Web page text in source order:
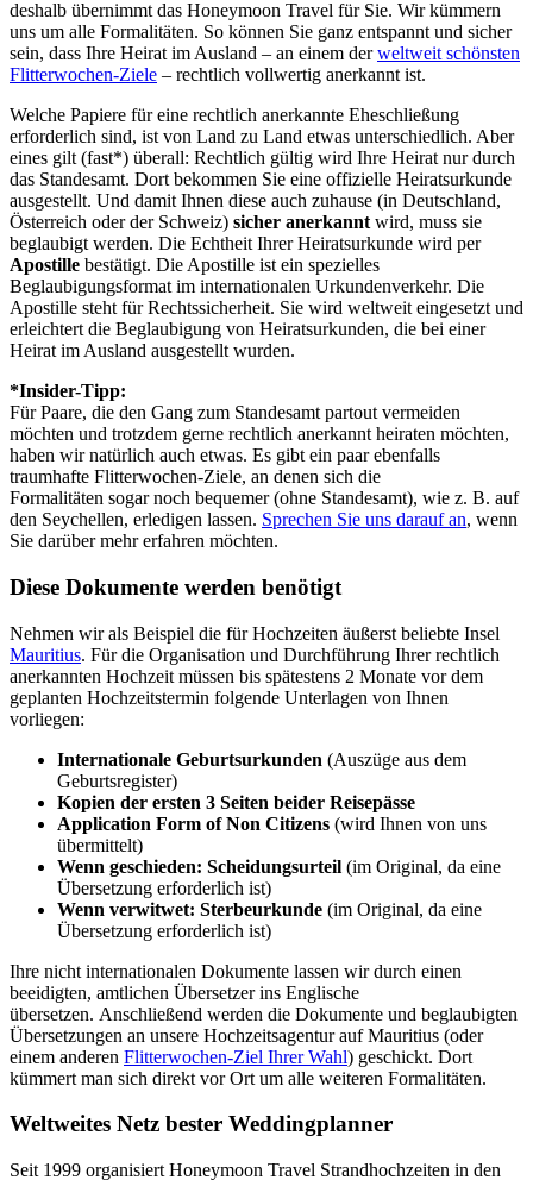
deshalb übernimmt das Honeymoon Travel für Sie. Wir kümmern
uns um alle Formalitäten. So können Sie ganz entspannt und sicher
sein, dass Ihre Heirat im Ausland – an einem derweltweit schönsten
Flitterwochen-Ziele – rechtlich vollwertig anerkannt ist.
Welche Papiere für eine rechtlich anerkannte Eheschließung
erforderlich sind, ist von Land zu Land etwas unterschiedlich. Aber
eines gilt (fast*) überall: Rechtlich gültig wird Ihre Heirat nur durch
das Standesamt. Dort bekommen Sie eine offizielle Heiratsurkunde
ausgestellt. Und damit Ihnen diese auch zuhause (in Deutschland,
Österreich oder der Schweiz) sicher anerkannt wird, muss sie
beglaubigt werden. Die Echtheit Ihrer Heiratsurkunde wird per
Apostille bestätigt. Die Apostille ist ein spezielles
Beglaubigungsformat im internationalen Urkundenverkehr. Die
Apostille steht für Rechtssicherheit. Sie wird weltweit eingesetzt und
erleichtert die Beglaubigung von Heiratsurkunden, die bei einer
Heirat im Ausland ausgestellt wurden.
*Insider-Tipp:
Für Paare, die den Gang zum Standesamt partout vermeiden
möchten und trotzdem gerne rechtlich anerkannt heiraten möchten,
haben wir natürlich auch etwas. Es gibt ein paar ebenfalls
traumhafte Flitterwochen-Ziele, an denen sich die
Formalitäten sogar noch bequemer (ohne Standesamt), wie z. B. auf
den Seychellen, erledigen lassen. Sprechen Sie uns darauf an, wenn
Sie darüber mehr erfahren möchten.
Diese Dokumente werden benötigt
Nehmen wir als Beispiel die für Hochzeiten äußerst beliebte Insel
Mauritius. Für die Organisation und Durchführung Ihrer rechtlich
anerkannten Hochzeit müssen bis spätestens 2 Monate vor dem
geplanten Hochzeitstermin folgende Unterlagen von Ihnen
vorliegen:
Internationale Geburtsurkunden (Auszüge aus dem
Geburtsregister)
Kopien der ersten 3 Seiten beider Reisepässe
Application Form of Non Citizens (wird Ihnen von uns
übermittelt)
Wenn geschieden: Scheidungsurteil (im Original, da eine
Übersetzung erforderlich ist)
Wenn verwitwet: Sterbeurkunde (im Original, da eine
Übersetzung erforderlich ist)
Ihre nicht internationalen Dokumente lassen wir durch einen
beeidigten, amtlichen Übersetzer ins Englische
übersetzen. Anschließend werden die Dokumente und beglaubigten
Übersetzungen an unsere Hochzeitsagentur auf Mauritius (oder
einem anderen Flitterwochen-Ziel Ihrer Wahl) geschickt. Dort
kümmert man sich direkt vor Ort um alle weiteren Formalitäten.
Weltweites Netz bester Weddingplanner
Seit 1999 organisiert Honeymoon Travel Strandhochzeiten in den